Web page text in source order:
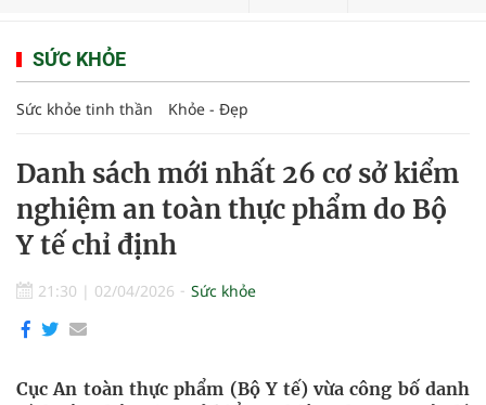
SỨC KHỎE
Sức khỏe tinh thần Khỏe - Đẹp
Danh sách mới nhất 26 cơ sở kiểm
nghiệm an toàn thực phẩm do Bộ
Y tế chỉ định
21:30 | 02/04/2026 Sức khỏe
Cục An toàn thực phẩm (Bộ Y tế) vừa công bố danh